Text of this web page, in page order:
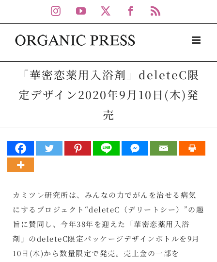
to
content
Instagram
YouTube Facebook
「華密恋薬用入浴剤」deleteC限
定デザイン2020年9月10日(木)発
売
カミツレ研究所は、みんなの力でがんを治せる病気
にするプロジェクト“deleteC（デリートシー）”の趣
旨に賛同し、今年38年を迎えた「華密恋薬用入浴
剤」のdeleteC限定パッケージデザインボトルを9月
10日(木)から数量限定で発売。売上金の一部を